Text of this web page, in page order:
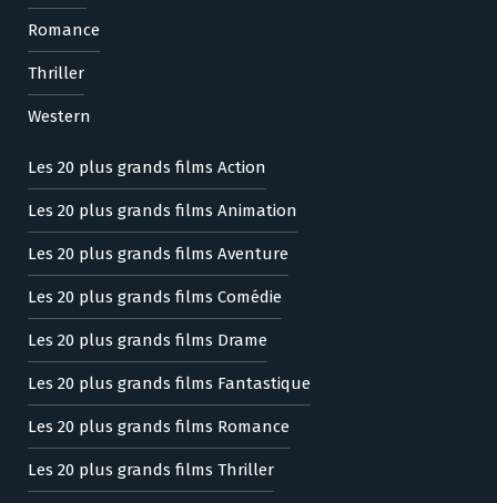
Romance
Thriller
Western
Les 20 plus grands films Action
Les 20 plus grands films Animation
Les 20 plus grands films Aventure
Les 20 plus grands films Comédie
Les 20 plus grands films Drame
Les 20 plus grands films Fantastique
Les 20 plus grands films Romance
Les 20 plus grands films Thriller